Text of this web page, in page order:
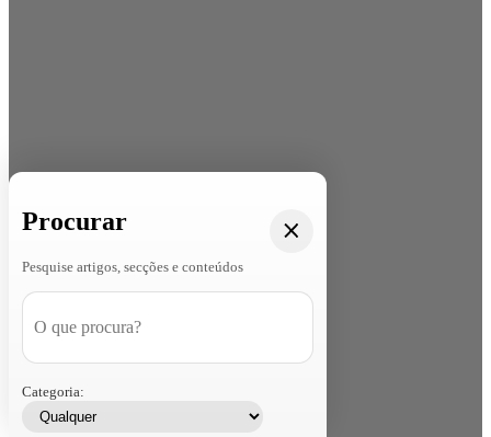
Procurar
Pesquise artigos, secções e conteúdos
Categoria: